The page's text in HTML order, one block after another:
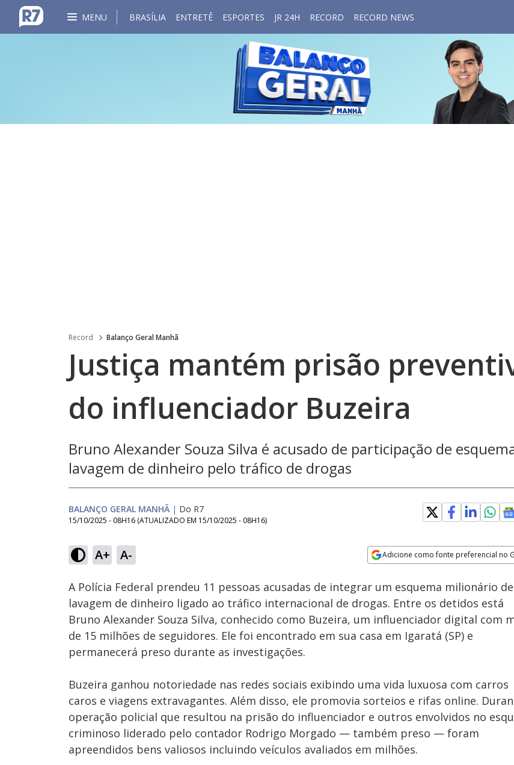
MENU BRASÍLIA ENTRETÊ ESPORTES JR 24H RECORD RECORD NEWS
Record Balanço Geral Manhã
Justiça mantém prisão
do influenciador Buzeira
Bruno Alexander Souza Silva é acusado de participação de
lavagem de dinheiro pelo tráfico de drogas
BALANÇO GERAL MANHÃ | Do R7
15/10/2025 - 08H16 (ATUALIZADO EM 15/10/2025 - 08H16)
A+ A- Adicione como fonte preferencial no
Ativar
Som
Velocidade
A Polícia Federal prendeu 11 pessoas acusadas de integrar um esquema milionário de
lavagem de dinheiro ligado ao tráfico internacional de drogas. Entre os detidos está
Bruno Alexander Souza Silva, conhecido como Buzeira, um influenciador digital com
de 15 milhões de seguidores. Ele foi encontrado em sua casa em Igaratá (SP) e
permanecerá preso durante as investigações.
Buzeira ganhou notoriedade nas redes sociais exibindo uma vida luxuosa com carros
caros e viagens extravagantes. Além disso, ele promovia sorteios e rifas online.
operação policial que resultou na prisão do influenciador e outros envolvidos no
criminoso liderado pelo contador Rodrigo Morgado — também preso — foram
apreendidos bens valiosos incluindo veículos avaliados em milhões.